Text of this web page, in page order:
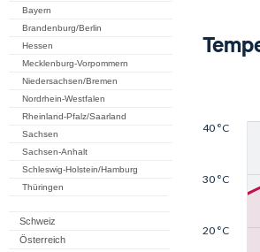
Bayern
Brandenburg/Berlin
Hessen
Mecklenburg-Vorpommern
Niedersachsen/Bremen
Nordrhein-Westfalen
Rheinland-Pfalz/Saarland
Sachsen
Sachsen-Anhalt
Schleswig-Holstein/Hamburg
Thüringen
Schweiz
Österreich